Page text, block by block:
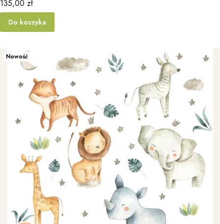
Cena
135,00 zł
Do koszyka
Nowość